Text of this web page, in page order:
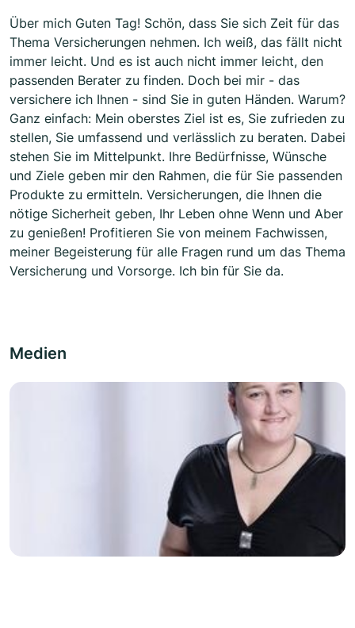
Über mich Guten Tag! Schön, dass Sie sich Zeit für das
Thema Versicherungen nehmen. Ich weiß, das fällt nicht
immer leicht. Und es ist auch nicht immer leicht, den
passenden Berater zu finden. Doch bei mir - das
versichere ich Ihnen - sind Sie in guten Händen. Warum?
Ganz einfach: Mein oberstes Ziel ist es, Sie zufrieden zu
stellen, Sie umfassend und verlässlich zu beraten. Dabei
stehen Sie im Mittelpunkt. Ihre Bedürfnisse, Wünsche
und Ziele geben mir den Rahmen, die für Sie passenden
Produkte zu ermitteln. Versicherungen, die Ihnen die
nötige Sicherheit geben, Ihr Leben ohne Wenn und Aber
zu genießen! Profitieren Sie von meinem Fachwissen,
meiner Begeisterung für alle Fragen rund um das Thema
Versicherung und Vorsorge. Ich bin für Sie da.
Medien